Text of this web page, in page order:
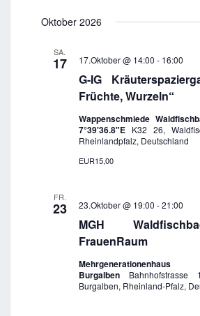
Oktober 2026
SA.
17
G-IG
Früchte, Wurzeln“
17.Oktober @ 14:00 - 16:00
Wappenschmiede
7°39'36.8"E K32 26,
Rheinlandpfalz, Deutschland
EUR15,00
FR.
23
MGH
FrauenRaum
23.Oktober @ 19:00 -21:00
Mehrgenerationenhaus
Burgalben
Bahnhofstrasse
Burgalben, Rheinland-Pfalz,